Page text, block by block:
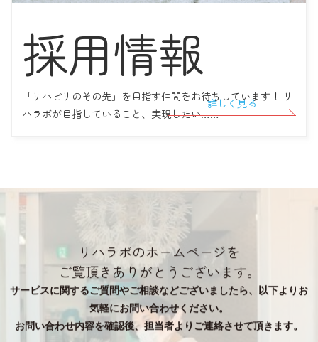
ンバーとして加わります！
採用情報
「リハビリのその先」を目指す仲間をお待ちしています！ リ
ハラボが目指していること、実現したい……
詳しく見る
リハラボのホームページを
ご覧頂きありがとうございます。
サービスに関するご質問やご相談などございましたら、以下よりお
気軽にお問い合わせください。
お問い合わせ内容を確認後、担当者よりご連絡させて頂きます。